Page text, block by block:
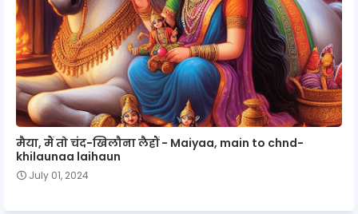
मैया, मैं तो चंद−खिलौना लैहौं - Maiyaa, main to chnd-
khilaunaa laihaun
July 01, 2024